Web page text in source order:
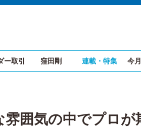
ー取引 窪田剛 連載・特集 今
囲気の中でプロが